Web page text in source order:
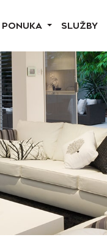
PONUKA SLUŽBY